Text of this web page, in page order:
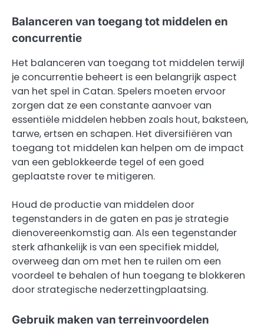
Balanceren van toegang tot middelen en
concurrentie
Het balanceren van toegang tot middelen terwijl
je concurrentie beheert is een belangrijk aspect
van het spel in Catan. Spelers moeten ervoor
zorgen dat ze een constante aanvoer van
essentiële middelen hebben zoals hout, baksteen,
tarwe, ertsen en schapen. Het diversifiëren van
toegang tot middelen kan helpen om de impact
van een geblokkeerde tegel of een goed
geplaatste rover te mitigeren.
Houd de productie van middelen door
tegenstanders in de gaten en pas je strategie
dienovereenkomstig aan. Als een tegenstander
sterk afhankelijk is van een specifiek middel,
overweeg dan om met hen te ruilen om een
voordeel te behalen of hun toegang te blokkeren
door strategische nederzettingplaatsing.
Gebruik maken van terreinvoordelen